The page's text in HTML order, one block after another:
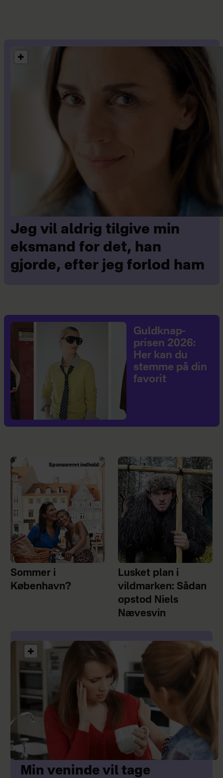
Jeg vil aldrig tilgive min
eksmand for det, han
gjorde, efter jeg forlod ham
Guldknap-
prisen 2026:
Her kan du
stemme på din
favorit
Sponsoreret indhold
Sommer i
København?
Lusket plan i
vildmarken: Sådan
opstod Niels
Nævesvin
Min veninde vil tage